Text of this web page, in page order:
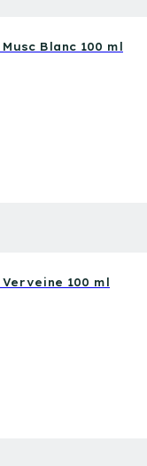
Blanc 100 ml
100 ml